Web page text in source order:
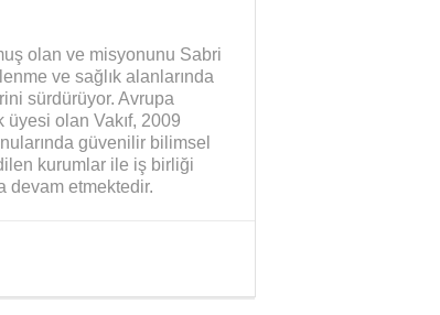
olan ve misyonunu Sabri
ve sağlık alanlarında
sürdürüyor. Avrupa
üyesi olan Vakıf, 2009
güvenilir bilimsel
kurumlar ile iş birliği
devam etmektedir.